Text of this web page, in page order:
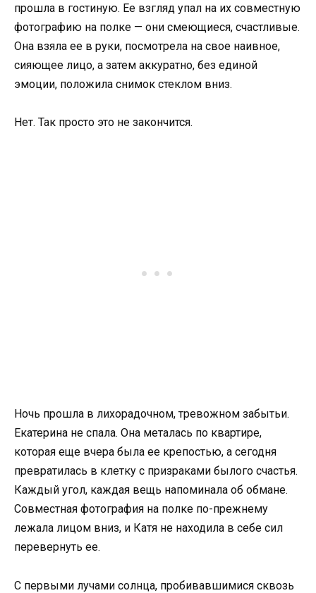
прошла в гостиную. Ее взгляд упал на их совместную
фотографию на полке — они смеющиеся, счастливые.
Она взяла ее в руки, посмотрела на свое наивное,
сияющее лицо, а затем аккуратно, без единой
эмоции, положила снимок стеклом вниз.
Нет. Так просто это не закончится.
Ночь прошла в лихорадочном, тревожном забытьи.
Екатерина не спала. Она металась по квартире,
которая еще вчера была ее крепостью, а сегодня
превратилась в клетку с призраками былого счастья.
Каждый угол, каждая вещь напоминала об обмане.
Совместная фотография на полке по-прежнему
лежала лицом вниз, и Катя не находила в себе сил
перевернуть ее.
С первыми лучами солнца, пробивавшимися сквозь